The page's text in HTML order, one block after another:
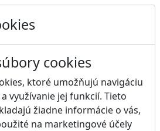
cookies
ktoré umožňujú navigáciu
využívanie jej funkcií. Tieto
žiadne informácie o vás,
na marketingové účely